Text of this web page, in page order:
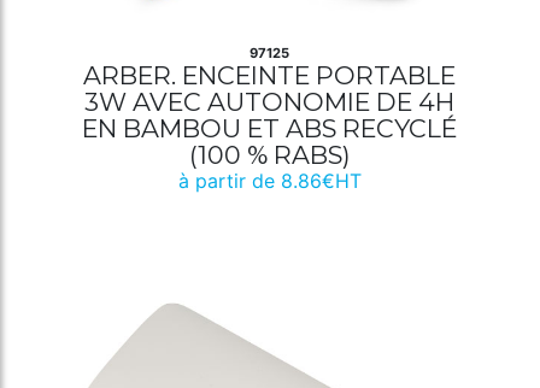
97125
ARBER. ENCEINTE PORTABLE
3W AVEC AUTONOMIE DE 4H
EN BAMBOU ET ABS RECYCLÉ
(100 % RABS)
à partir de 8.86€HT